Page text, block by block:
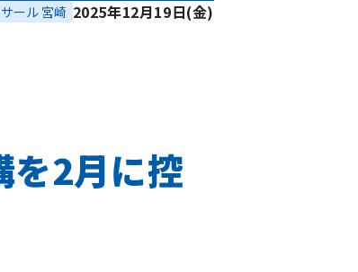
ール 宮崎 2025年12月19日(金)
を2月に控